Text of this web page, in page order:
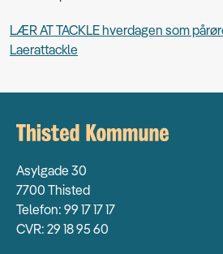
LÆR AT TACKLE hverdagen som
Laerattackle
Asylgade 30
7700 Thisted
Telefon: 99 17 17 17
CVR: 29 18 95 60